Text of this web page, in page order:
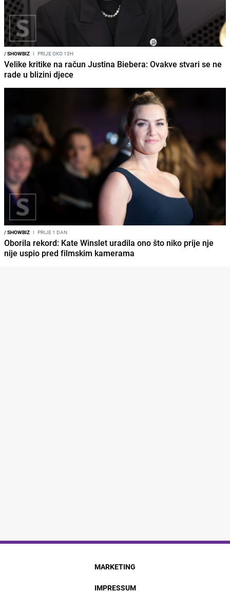
/SHOWBIZ I PRIJE OKO 13H
Velike kritike na račun Justina Biebera: Ovakve stvari se ne
rade u blizini djece
/SHOWBIZ I PRIJE 1 DAN
Oborila rekord: Kate Winslet uradila ono što niko prije nje
nije uspio pred filmskim kamerama
MARKETING
IMPRESSUM